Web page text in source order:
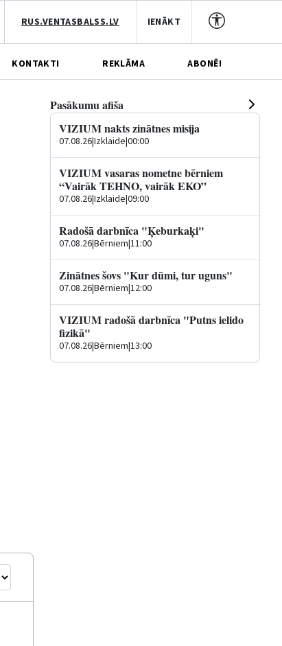
RUS.VENTASBALSS.LV IENĀKT
KONTAKTI REKLĀMA ABONĒ!
Pasākumu afiša
VIZIUM nakts zinātnes misija
07.08.26|Izklaide|00:00
VIZIUM vasaras nometne bērniem
“Vairāk TEHNO, vairāk EKO”
07.08.26|Izklaide|09:00
Radošā darbnīca "Ķeburkaķi"
07.08.26|Bērniem|11:00
Zinātnes šovs "Kur dūmi, tur uguns"
07.08.26|Bērniem|12:00
VIZIUM radošā darbnīca "Putns ielido
fizikā"
07.08.26|Bērniem|13:00